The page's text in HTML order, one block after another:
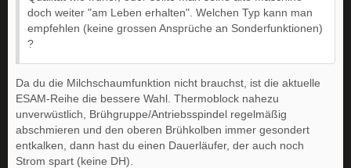
doch weiter "am Leben erhalten". Welchen Typ kann man
empfehlen (keine grossen Ansprüche an Sonderfunktionen)
?
Da du die Milchschaumfunktion nicht brauchst, ist die aktuelle
ESAM-Reihe die bessere Wahl. Thermoblock nahezu
unverwüstlich, Brühgruppe/Antriebsspindel regelmäßig
abschmieren und den oberen Brühkolben immer gesondert
entkalken, dann hast du einen Dauerläufer, der auch noch
Strom spart (keine DH).